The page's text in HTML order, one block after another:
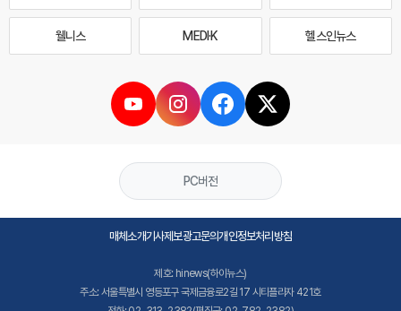
웰니스 MEDI·K 헬스인뉴스
PC버전
매체소개기사제보광고문의개인정보처리방침
제호: hinews(하이뉴스)
주소: 서울특별시 영등포구 국제금융로2길 17 시티플라자 421호